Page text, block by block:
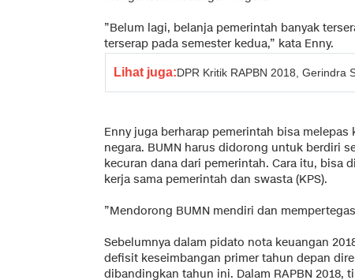
”Belum lagi, belanja pemerintah banyak
terserap pada semester kedua,” kata Enny.
Lihat juga:DPR Kritik RAPBN 2018, Gerindra
Enny juga berharap pemerintah bisa
negara. BUMN harus didorong untuk berdiri
kecuran dana dari pemerintah. Cara itu, bisa
kerja sama pemerintah dan swasta (KPS).
”Mendorong BUMN mendiri dan
Sebelumnya dalam pidato nota keuangan
defisit keseimbangan primer tahun depan
dibandingkan tahun ini. Dalam RAPBN 2018,